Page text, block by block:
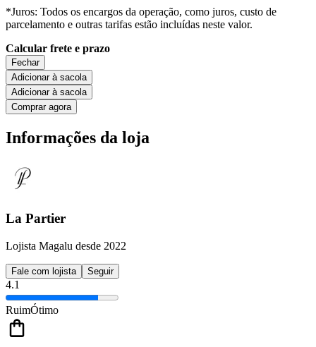
*Juros: Todos os encargos da operação, como juros, custo de
parcelamento e outras tarifas estão incluídas neste valor.
Calcular frete e prazo
Fechar
Adicionar à sacola
Adicionar à sacola
Comprar agora
Informações da loja
La Partier
Lojista Magalu desde 2022
Fale com lojista Seguir
4.1
RuimÓtimo